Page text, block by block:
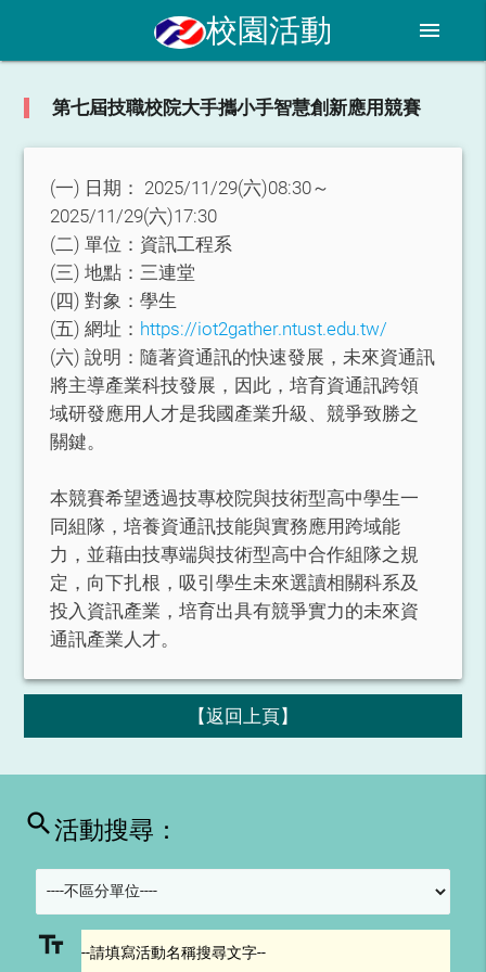
校園活動 menu
第七屆技職校院大手攜小手智慧創新應用競賽
(一) 日期： 2025/11/29(六)08:30～
2025/11/29(六)17:30
(二) 單位： 資訊工程系
(三) 地點：三連堂
(四) 對象：學生
(五) 網址： https://iot2gather.ntust.edu.tw/
(六) 說明： 隨著資通訊的快速發展，未來資通訊
將主導產業科技發展，因此，培育資通訊跨領
域研發應用人才是我國產業升級、競爭致勝之
關鍵。
本競賽希望透過技專校院與技術型高中學生一
同組隊，培養資通訊技能與實務應用跨域能
力，並藉由技專端與技術型高中合作組隊之規
定，向下扎根，吸引學生未來選讀相關科系及
投入資訊產業，培育出具有競爭實力的未來資
通訊產業人才。
【返回上頁】
search活動搜尋：
text_fields --請填寫活動名稱搜尋文字--